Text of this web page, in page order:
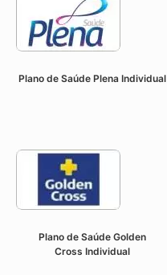
Plano de Saúde Plena Individual
Plano de Saúde Golden
Cross Individual